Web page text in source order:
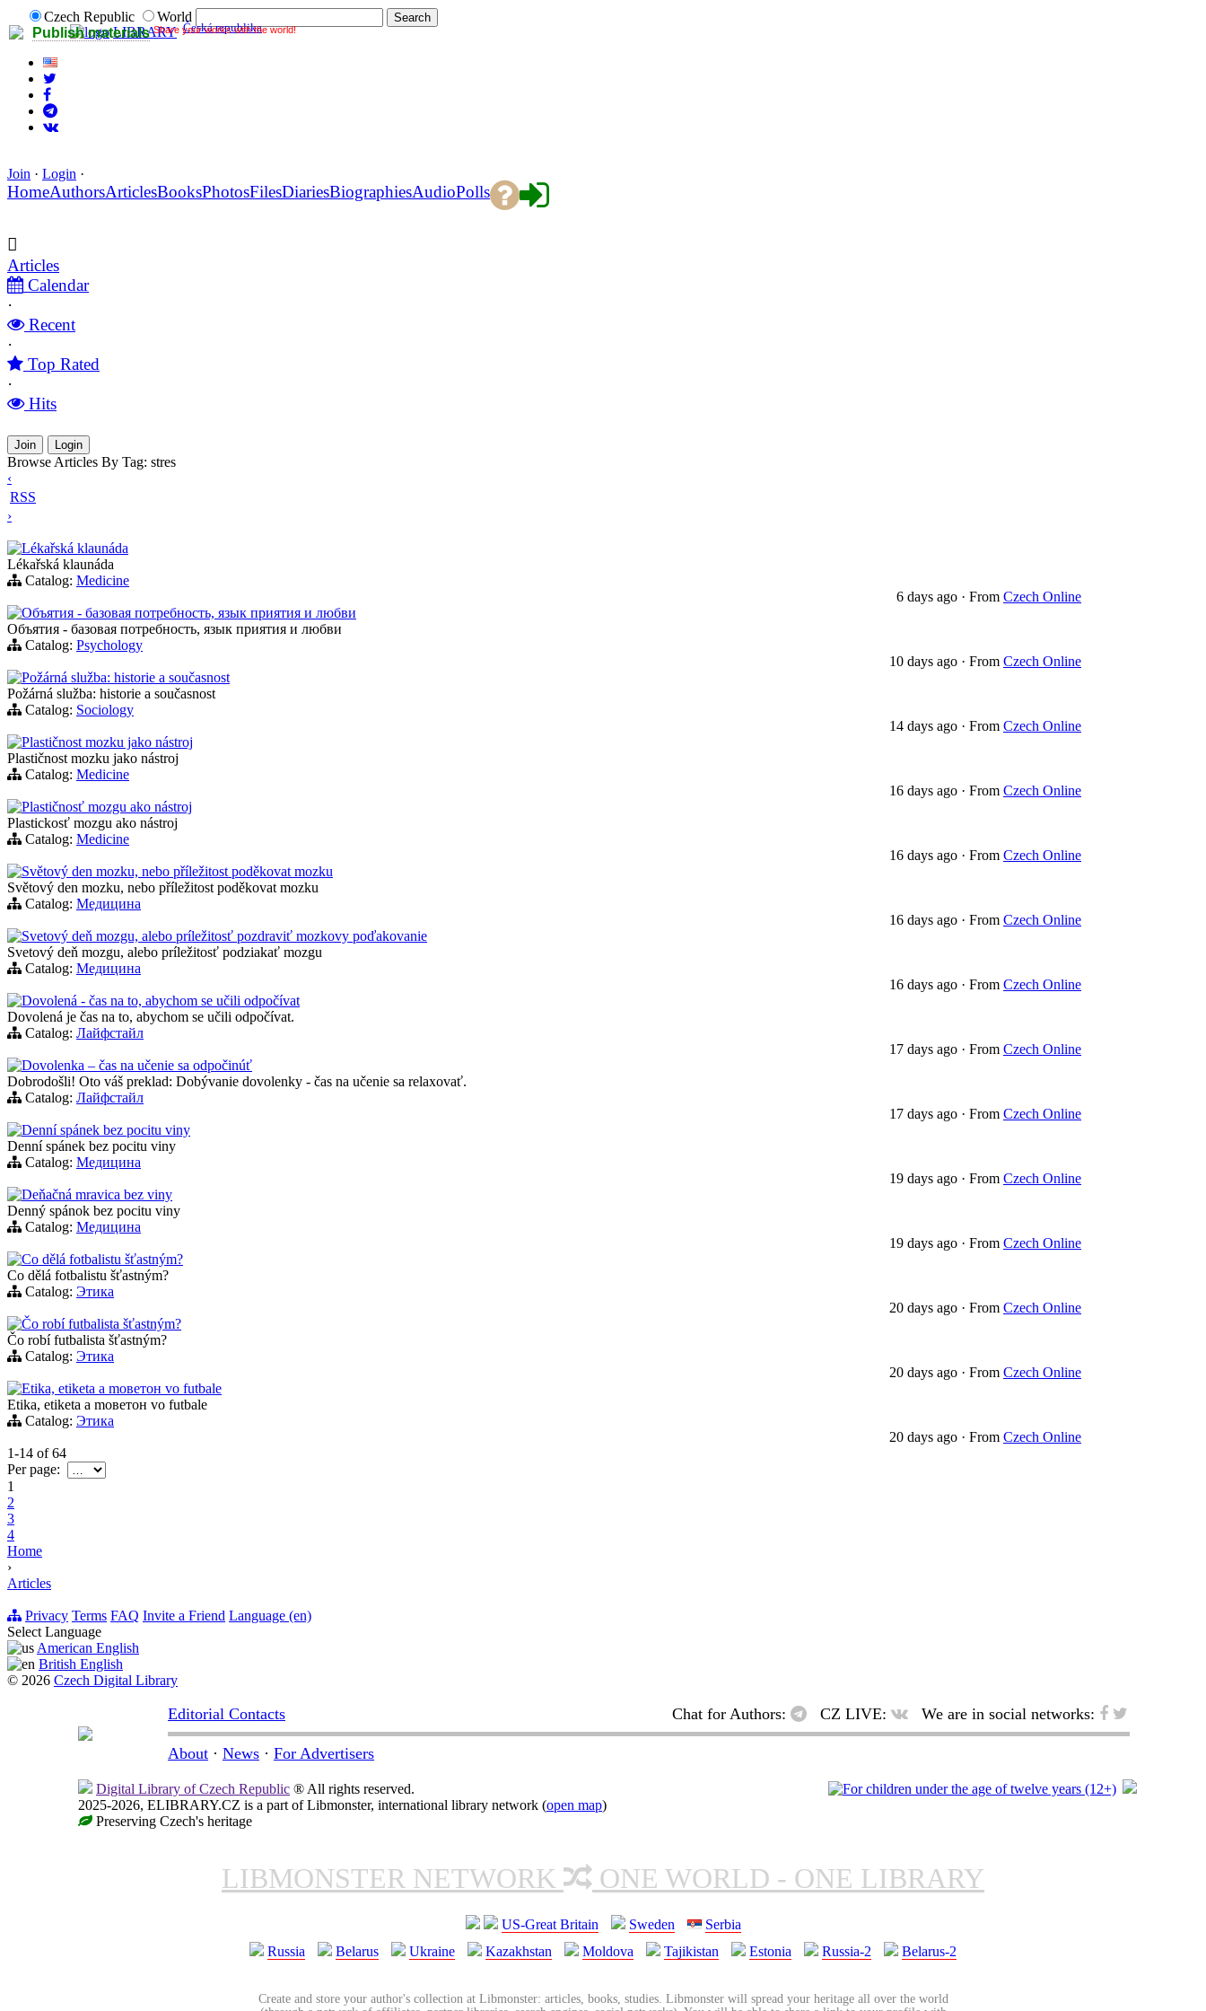
Publish materials Share your works with the world!
Czech Republic
World
LIBRARY Česká republika
Join · Login ·
HomeAuthorsArticlesBooksPhotosFilesDiariesBiographiesAudioPolls
Articles
Calendar
·
Recent
·
Top Rated
·
Hits
Join Login
Browse Articles By Tag: stres
‹
RSS
›
Lékařská klaunáda
Lékařská klaunáda
Catalog: Medicine
6 days ago · From Czech Online
Объятия - базовая потребность, язык приятия и любви
Объятия - базовая потребность, язык приятия и любви
Catalog: Psychology
10 days ago · From Czech Online
Požárná služba: historie a současnost
Požárná služba: historie a současnost
Catalog: Sociology
14 days ago · From Czech Online
Plastičnost mozku jako nástroj
Plastičnost mozku jako nástroj
Catalog: Medicine
16 days ago · From Czech Online
Plastičnosť mozgu ako nástroj
Plastickosť mozgu ako nástroj
Catalog: Medicine
16 days ago · From Czech Online
Světový den mozku, nebo příležitost poděkovat mozku
Světový den mozku, nebo příležitost poděkovat mozku
Catalog: Медицина
16 days ago · From Czech Online
Svetový deň mozgu, alebo príležitosť pozdraviť mozkovу poďakovanie
Svetový deň mozgu, alebo príležitosť podziakať mozgu
Catalog: Медицина
16 days ago · From Czech Online
Dovolená - čas na to, abychom se učili odpočívat
Dovolená je čas na to, abychom se učili odpočívat.
Catalog: Лайфстайл
17 days ago · From Czech Online
Dovolenka – čas na učenie sa odpočinúť
Dobrodošli! Oto váš preklad: Dobývanie dovolenky - čas na učenie sa relaxovať.
Catalog: Лайфстайл
17 days ago · From Czech Online
Denní spánek bez pocitu viny
Denní spánek bez pocitu viny
Catalog: Медицина
19 days ago · From Czech Online
Deňačná mravica bez viny
Denný spánok bez pocitu viny
Catalog: Медицина
19 days ago · From Czech Online
Co dělá fotbalistu šťastným?
Co dělá fotbalistu šťastným?
Catalog: Этика
20 days ago · From Czech Online
Čo robí futbalista šťastným?
Čo robí futbalista šťastným?
Catalog: Этика
20 days ago · From Czech Online
Etika, etiketa a mоветон vo futbale
Etika, etiketa a mоветон vo futbale
Catalog: Этика
20 days ago · From Czech Online
1-14 of64
Per page:
1
2
3
4
Home
›
Articles
Privacy Terms FAQ Invite a Friend Language (en)
Select Language
American English
British English
© 2026 Czech Digital Library
Editorial Contacts Chat for Authors: CZ LIVE: We are in social networks:
About · News · For Advertisers
Digital Library of Czech Republic ® All rights reserved.
2025-2026, ELIBRARY.CZ is a part of Libmonster, international library network (open map)
Preserving Czech's heritage
LIBMONSTER NETWORK ONE WORLD - ONE LIBRARY
US-Great Britain Sweden
Serbia
Russia
Belarus Ukraine Kazakhstan Moldova Tajikistan Estonia Russia-2 Belarus-2
Create and store your author's collection at Libmonster: articles, books, studies. Libmonster will spread your heritage all over the world